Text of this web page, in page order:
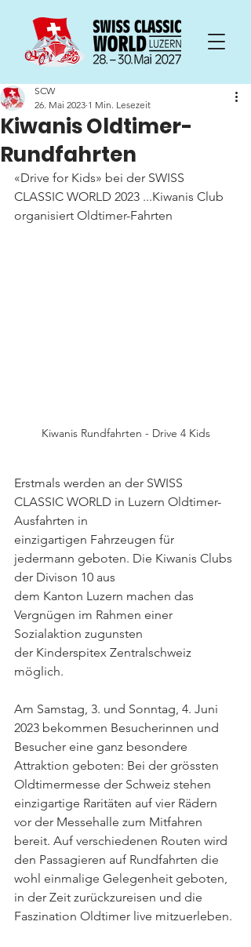
Kiwanis Oldtimer-
Rundfahrten
SCW
26. Mai 2023 1 Min. Lesezeit
«Drive for Kids» bei der SWISS
CLASSIC WORLD 2023 ...Kiwanis Club
organisiert Oldtimer-Fahrten
Kiwanis Rundfahrten - Drive 4 Kids
Erstmals werden an der SWISS
CLASSIC WORLD in Luzern Oldtimer-
Ausfahrten in
einzigartigen Fahrzeugen für
jedermann geboten. Die Kiwanis Clubs
der Divison 10 aus
dem Kanton Luzern machen das
Vergnügen im Rahmen einer
Sozialaktion zugunsten
der Kinderspitex Zentralschweiz
möglich.
Am Samstag, 3. und Sonntag, 4. Juni
2023 bekommen Besucherinnen und
Besucher eine ganz besondere
Attraktion geboten: Bei der grössten
Oldtimermesse der Schweiz stehen
einzigartige Raritäten auf vier Rädern
vor der Messehalle zum Mitfahren
bereit. Auf verschiedenen Routen wird
den Passagieren auf Rundfahrten die
wohl einmalige Gelegenheit geboten,
in der Zeit zurückzureisen und die
Faszination Oldtimer live mitzuerleben.